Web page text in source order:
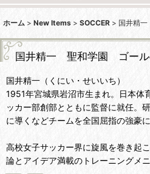
ホーム > New Items > SOCCER > 国井精
国井精一 聖和学園 ゴー
国井精一（くにい・せいいち）
1951年宮城県岩沼市生まれ。日本体
ッカー部創部とともに監督に就任。
に導くなどチームを全国屈指の強豪
高校女子サッカー界に旋風を巻き起
論とアイデア満載のトレーニングメ